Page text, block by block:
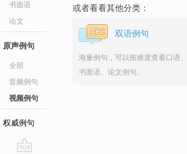
书面语
论文
原声例句
全部
音频例句
视频例句
权威例句
或者看看其他分类：
双语例句
海量例句，可以按难度查看口语、
书面语、论文例句。